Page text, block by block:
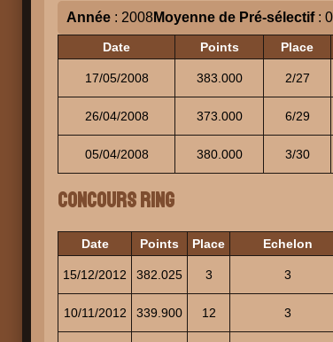
Année : 2008Moyenne de Pré-sélectif:
Date Points Place
17/05/2008 383.000 2/27
26/04/2008 373.000 6/29
05/04/2008 380.000 3/30
Concours Ring
Date Points Place Echelon
15/12/2012 382.025 3 3
10/11/2012 339.900 12 3